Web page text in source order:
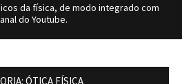
da física, de modo integrado com
do Youtube.
ÓTICA FÍSICA